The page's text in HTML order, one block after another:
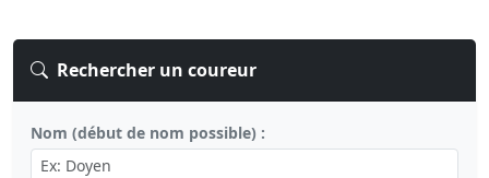
Rechercher un coureur
Nom (début de nom possible) :